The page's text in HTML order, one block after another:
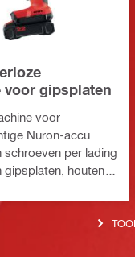
gipsplaten
voor
Nuron-accu
per lading
gipsplaten, houten